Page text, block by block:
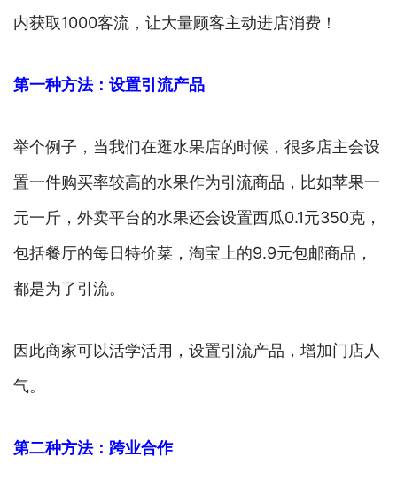
内获取1000客流，让大量顾客主动进店消费！
第一种方法：设置引流产品
举个例子，当我们在逛水果店的时候，很多店主会设
置一件购买率较高的水果作为引流商品，比如苹果一
元一斤，外卖平台的水果还会设置西瓜0.1元350克，
包括餐厅的每日特价菜，淘宝上的9.9元包邮商品，
都是为了引流。
因此商家可以活学活用，设置引流产品，增加门店人
气。
第二种方法：跨业合作